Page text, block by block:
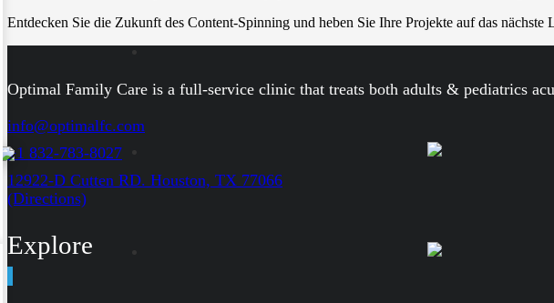
Entdecken Sie die Zukunft des Content-Spinning und heben Sie Ihre Projekte auf das nächste
Optimal Family Care is a full-service clinic that treats both adults & pediatrics
info@optimalfc.com
+1 832-783-8027
12922-D Cutten RD. Houston, TX 77066
(Directions)
Explore